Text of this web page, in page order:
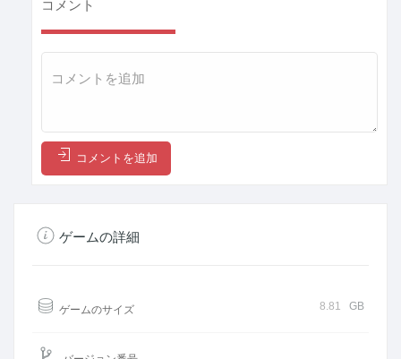
コメント
コメントを追加
ゲームの詳細
ゲームのサイズ 8.81 GB